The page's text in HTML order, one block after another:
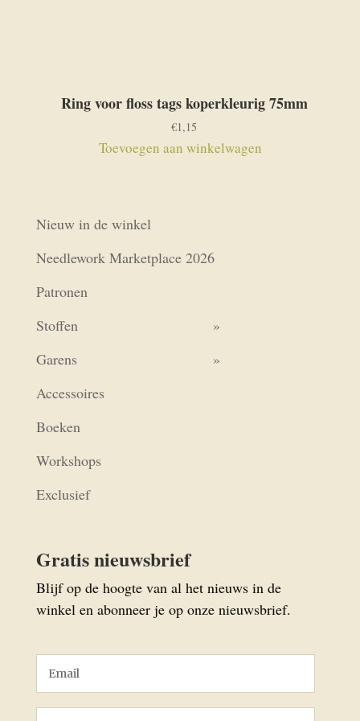
Ring voor floss tags koperkleurig 75mm
€1,15
Toevoegen aan winkelwagen
Nieuw in de winkel
Needlework Marketplace 2026
Patronen
Stoffen
Garens
Accessoires
Boeken
Workshops
Exclusief
Gratis nieuwsbrief
Blijf op de hoogte van al het nieuws in de
winkel en abonneer je op onze nieuwsbrief.